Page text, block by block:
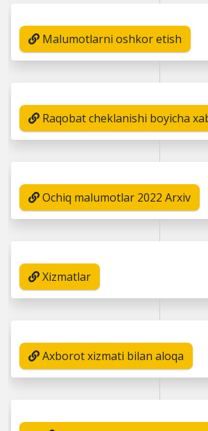
Malumotlarni oshkor etish
Raqobat cheklanishi boyicha
Ochiq malumotlar 2022 Arxiv
Xizmatlar
Axborot xizmati bilan aloqa